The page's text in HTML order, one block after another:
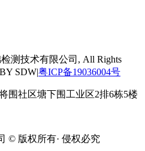
测技术有限公司, All Rights
SDW|粤ICP备19036004号
围社区塘下围工业区2排6栋5楼
© 版权所有· 侵权必究